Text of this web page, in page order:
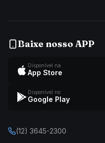
Baixe nosso APP
Disponível na
App Store
Disponível no
Google Play
(12) 3645-2300